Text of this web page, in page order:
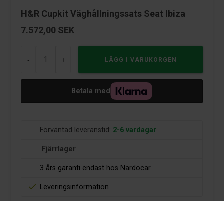
H&R Cupkit Väghållningssats Seat Ibiza
7.572,00 SEK
- +
Betala med
Förväntad leveranstid: 2-6 vardagar
Fjärrlager
3 års garanti endast hos Nardocar
Leveringsinformation